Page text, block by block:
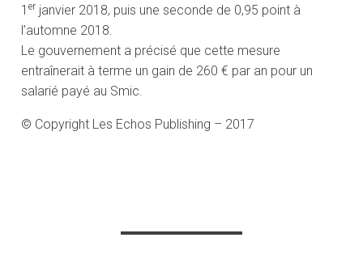
1er janvier 2018, puis une seconde de 0,95 point à
l’automne 2018.
Le gouvernement a précisé que cette mesure
entraînerait à terme un gain de 260 € par an pour un
salarié payé au Smic.
© Copyright Les Echos Publishing – 2017